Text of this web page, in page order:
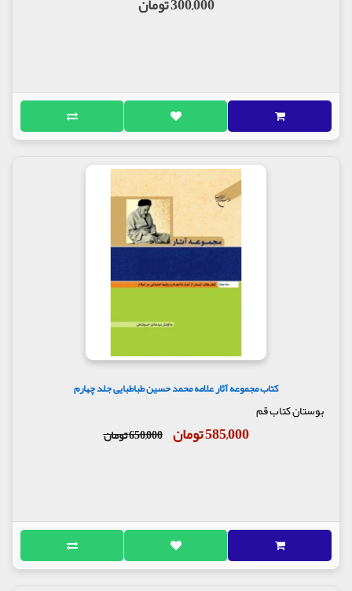
کتاب مجموعه آثار علامه محمد حسین طباطبایی جلد چهارم
بوستان کتاب قم
585,000 تومان 650,000 تومان